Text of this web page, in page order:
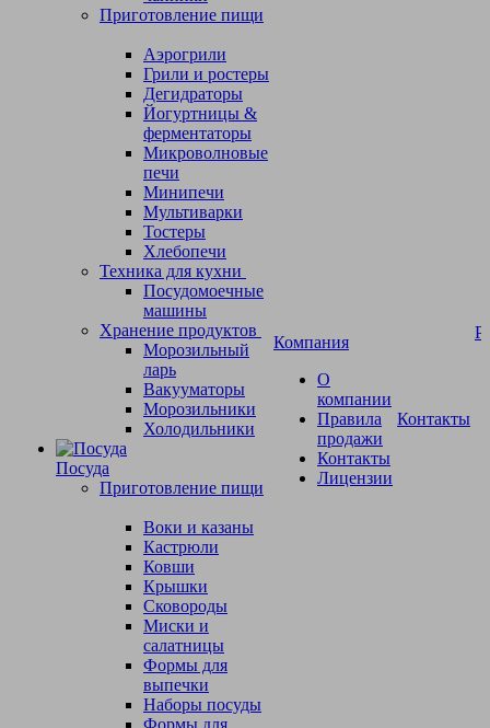
Приготовление пищи
Аэрогрили
Грили и ростеры
Дегидраторы
Йогуртницы &
ферментаторы
Микроволновые
печи
Минипечи
Мультиварки
Тостеры
Хлебопечи
Техника для кухни
Посудомоечные
машины
Хранение продуктов
Морозильный
ларь
Вакууматоры
Морозильники
Холодильники
Посуда
Приготовление пищи
Воки и казаны
Кастрюли
Ковши
Крышки
Сковороды
Миски и
салатницы
Формы для
выпечки
Наборы посуды
Формы для
Компания
О
компании
Правила
продажи
Контакты
Лицензии
Контакты